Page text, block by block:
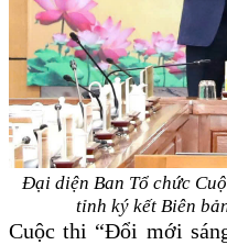
Đại diện Ban Tổ chức
tỉnh ký kết Biên
Cuộc thi “Đổi mới